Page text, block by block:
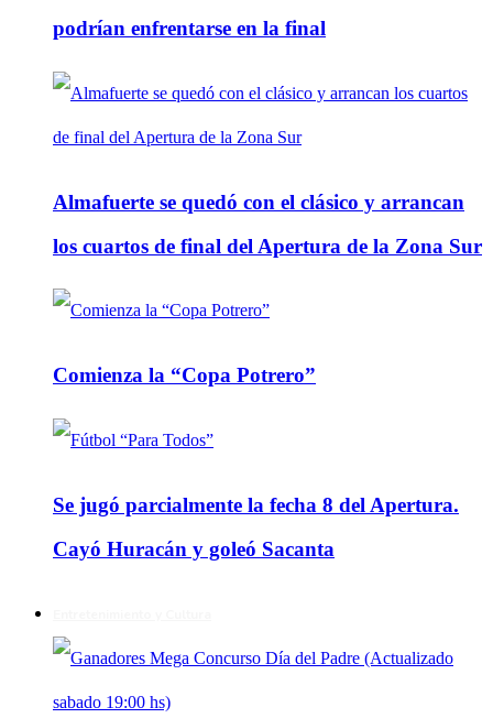
podrían enfrentarse en la final
Almafuerte se quedó con el clásico y arrancan
los cuartos de final del Apertura de la Zona Sur
Comienza la “Copa Potrero”
Se jugó parcialmente la fecha 8 del Apertura.
Cayó Huracán y goleó Sacanta